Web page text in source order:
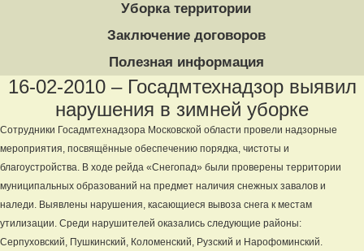
Уборка территории
Заключение договоров
Полезная информация
16-02-2010 – Госадмтехнадзор выявил
нарушения в зимней уборке
Сотрудники Госадмтехнадзора Московской области провели надзорные
мероприятия, посвящённые обеспечению порядка, чистоты и
благоустройства. В ходе рейда «Снегопад» были проверены территории
муниципальных образований на предмет наличия снежных завалов и
наледи. Выявлены нарушения, касающиеся вывоза снега к местам
утилизации. Среди нарушителей оказались следующие районы:
Серпуховский, Пушкинский, Коломенский, Рузский и Нарофоминский.